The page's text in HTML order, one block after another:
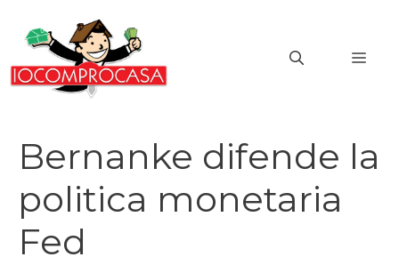
contenuto
Bernanke difende la
politica monetaria
Fed